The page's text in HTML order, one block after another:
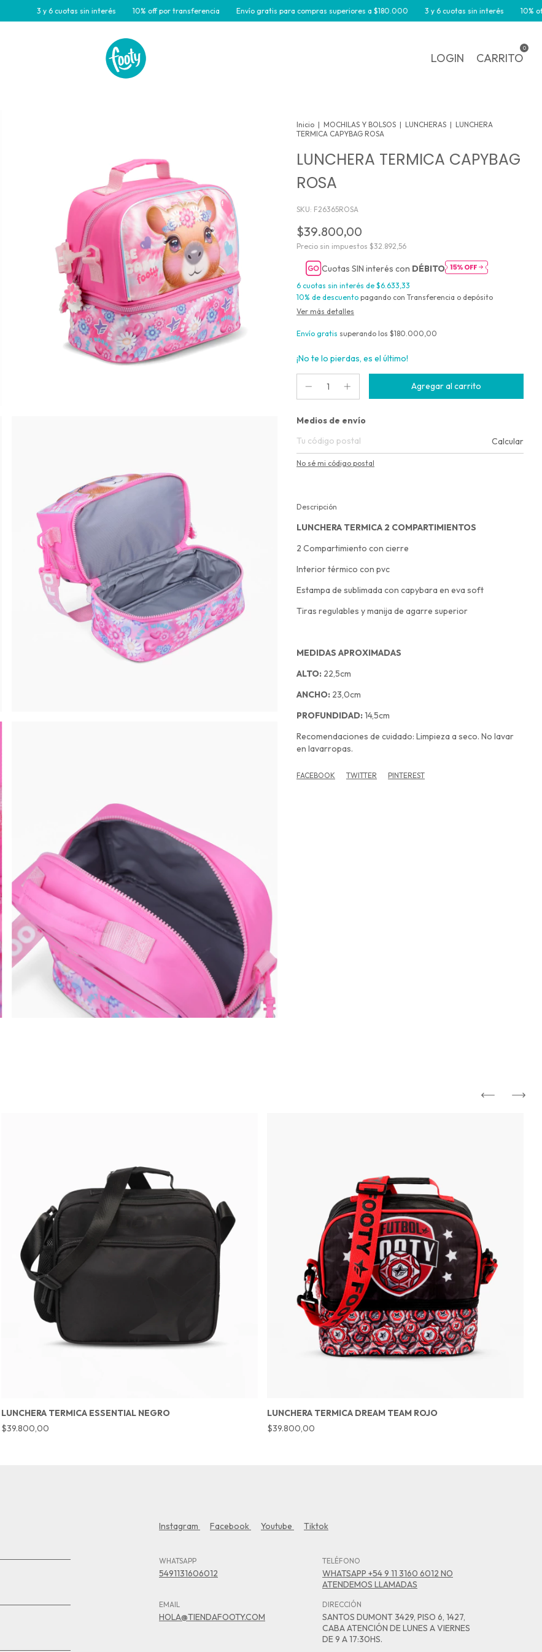
3 y 6 cuotas sin interés 10% off por transferencia Envío gratis para compras superiores a $180.000 3 y 6 cuotas sin interés 10% off por
LOGIN CARRITO
0
Inicio | MOCHILAS Y BOLSOS | LUNCHERAS | LUNCHERA
TERMICA CAPYBAG ROSA
LUNCHERA TERMICA CAPYBAG
ROSA
SKU: F26365ROSA
$39.800,00
Precio sin impuestos $32.892,56
Cuotas SIN interés con DÉBITO
6 cuotas sin interés de $6.633,33
10% de descuento pagando con Transferencia o depósito
Ver más detalles
Envío gratis superando los $180.000,00
¡No te lo pierdas, es el último!
Entregas para el CP:
Medios de envío
Calcular
No sé mi código postal
Descripción
LUNCHERA TERMICA 2 COMPARTIMIENTOS
2 Compartimiento con cierre
Interior térmico con pvc
Estampa de sublimada con capybara en eva soft
Tiras regulables y manija de agarre superior
MEDIDAS APROXIMADAS
ALTO: 22,5cm
ANCHO: 23,0cm
PROFUNDIDAD:14,5cm
Recomendaciones de cuidado: Limpieza a seco. No lavar
en lavarropas.
FACEBOOK TWITTER PINTEREST
LUNCHERA TERMICA ESSENTIAL NEGRO
$39.800,00
LUNCHERA TERMICA DREAM TEAM ROJO
$39.800,00
Instagram Facebook Youtube Tiktok
WHATSAPP
5491131606012
TELÉFONO
WHATSAPP +54 9 11 3160 6012 NO
ATENDEMOS LLAMADAS
EMAIL
HOLA@TIENDAFOOTY.COM
DIRECCIÓN
SANTOS DUMONT 3429, PISO 6, 1427,
CABA ATENCIÓN DE LUNES A VIERNES
DE 9 A 17:30HS.